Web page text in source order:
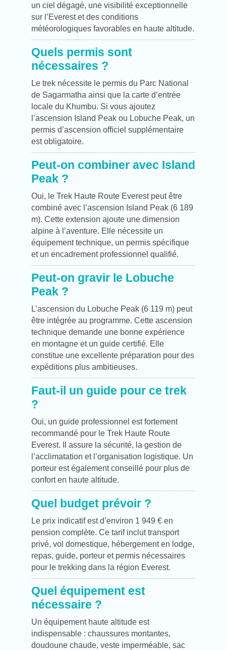
un ciel dégagé, une visibilité exceptionnelle
sur l’Everest et des conditions
météorologiques favorables en haute altitude.
Quels permis sont
nécessaires ?
Le trek nécessite le permis du Parc National
de Sagarmatha ainsi que la carte d’entrée
locale du Khumbu. Si vous ajoutez
l’ascension Island Peak ou Lobuche Peak, un
permis d’ascension officiel supplémentaire
est obligatoire.
Peut-on combiner avec Island
Peak ?
Oui, le Trek Haute Route Everest peut être
combiné avec l’ascension Island Peak (6 189
m). Cette extension ajoute une dimension
alpine à l’aventure. Elle nécessite un
équipement technique, un permis spécifique
et un encadrement professionnel qualifié.
Peut-on gravir le Lobuche
Peak ?
L’ascension du Lobuche Peak (6 119 m) peut
être intégrée au programme. Cette ascension
technique demande une bonne expérience
en montagne et un guide certifié. Elle
constitue une excellente préparation pour des
expéditions plus ambitieuses.
Faut-il un guide pour ce trek
?
Oui, un guide professionnel est fortement
recommandé pour le Trek Haute Route
Everest. Il assure la sécurité, la gestion de
l’acclimatation et l’organisation logistique. Un
porteur est également conseillé pour plus de
confort en haute altitude.
Quel budget prévoir ?
Le prix indicatif est d’environ 1 949 € en
pension complète. Ce tarif inclut transport
privé, vol domestique, hébergement en lodge,
repas, guide, porteur et permis nécessaires
pour le trekking dans la région Everest.
Quel équipement est
nécessaire ?
Un équipement haute altitude est
indispensable : chaussures montantes,
doudoune chaude, veste imperméable, sac